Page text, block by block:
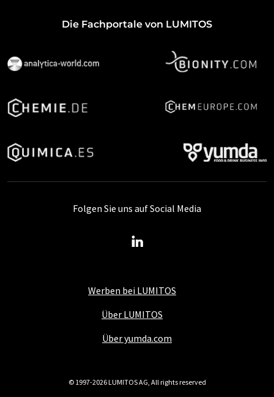
Die Fachportale von LUMITOS
Werben bei LUMITOS
Über LUMITOS
Über yumda.com
Folgen Sie uns auf Social Media
© 1997-2026 LUMITOS AG, All rights reserved